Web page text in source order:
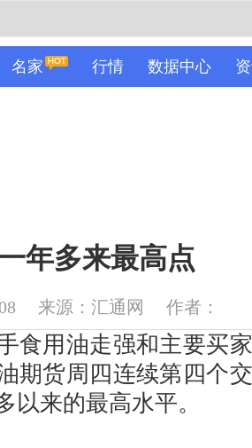
名家 行情 数据中心
年多来最高点
来源：汇通网 作者：
用油走强和主要买家
期货周四连续第四个
以来的最高水平。